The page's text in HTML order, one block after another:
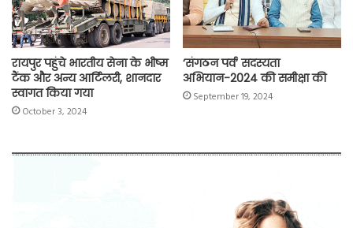
रायपुर पहुंचे भारतीय सेना के भीष्म
टैंक और अन्य आर्टिलरी, शानदार
स्वागत किया गया
October 3, 2024
‘संगठन पर्व’ सदस्यता
अभियान-2024 की समीक्षा की
September 19, 2024